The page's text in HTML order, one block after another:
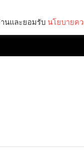
นและยอมรับ นโยบายค